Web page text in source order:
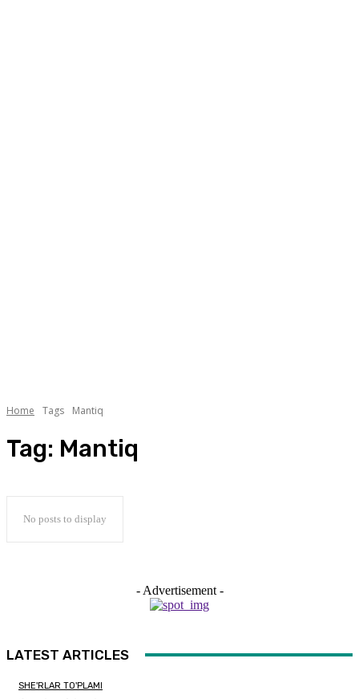
Home Tags Mantiq
Tag: Mantiq
No posts to display
- Advertisement -
LATEST ARTICLES
SHE'RLAR TO'PLAMI